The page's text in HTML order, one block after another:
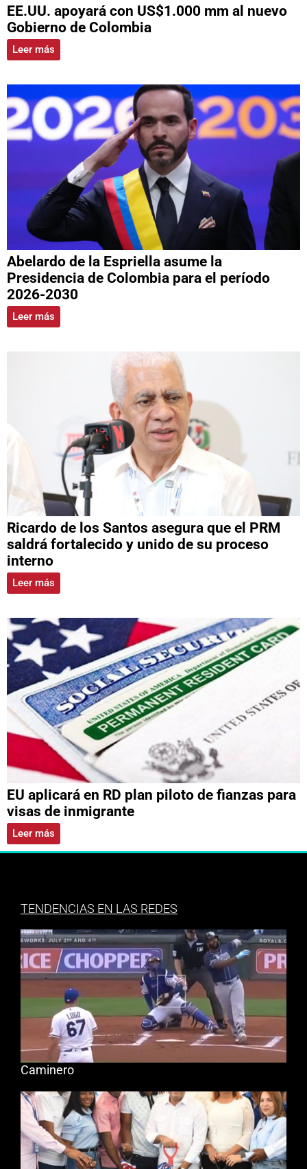
EE.UU. apoyará con US$1.000 mm al nuevo
Gobierno de Colombia
Leer más
Abelardo de la Espriella asume la
Presidencia de Colombia para el período
2026-2030
Leer más
Ricardo de los Santos asegura que el PRM
saldrá fortalecido y unido de su proceso
interno
Leer más
EU aplicará en RD plan piloto de fianzas para
visas de inmigrante
Leer más
TENDENCIAS EN LAS REDES
Caminero